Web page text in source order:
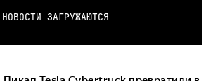
НОВОСТИ ЗАГРУЖАЮТСЯ